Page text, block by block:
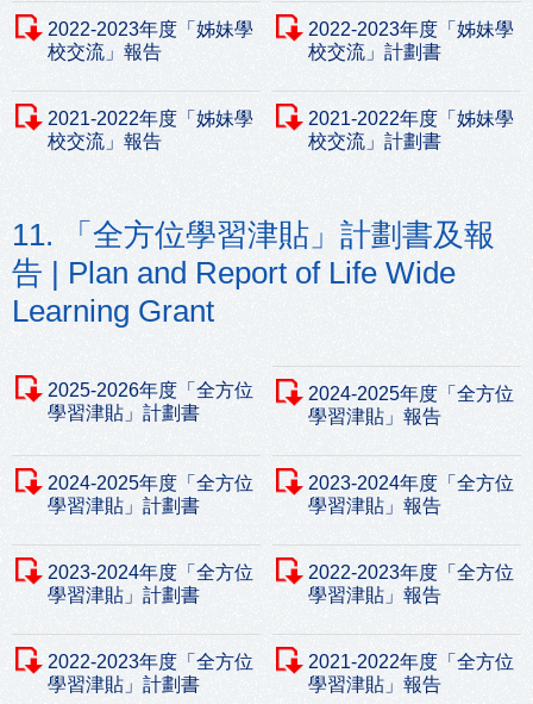
2022-2023年度「姊妹學
校交流」報告
2022-2023年度「姊妹學
校交流」計劃書
2021-2022年度「姊妹學
校交流」報告
2021-2022年度「姊妹學
校交流」計劃書
11. 「全方位學習津貼」計劃書及報
告 | Plan and Report of Life Wide
Learning Grant
2025-2026年度「全方位
學習津貼」計劃書
2024-2025年度「全方位
學習津貼」報告
2024-2025年度「全方位
學習津貼」計劃書
2023-2024年度「全方位
學習津貼」報告
2023-2024年度「全方位
學習津貼」計劃書
2022-2023年度「全方位
學習津貼」報告
2022-2023年度「全方位
學習津貼」計劃書
2021-2022年度「全方位
學習津貼」報告